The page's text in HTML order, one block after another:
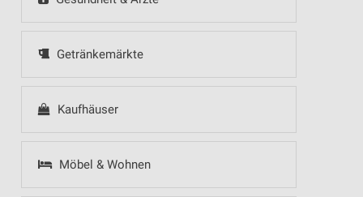
Getränkemärkte
Kaufhäuser
Möbel & Wohnen